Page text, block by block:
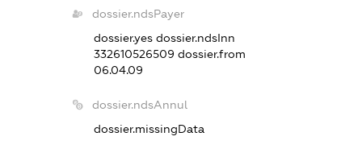
dossier.ndsPayer
dossier.yes dossier.ndsInn
332610526509 dossier.from
06.04.09
dossier.ndsAnnul
dossier.missingData